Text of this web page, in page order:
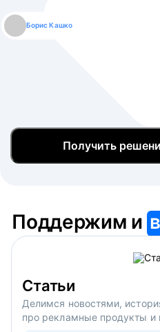
Борис Кашко
Юлия Изоитко
Александр Кулагин
Даниил Макаров
Екатерина Лазаренко
Получить
Поддержим и
Статьи
Делимся новостями,
про рекламные продукты и